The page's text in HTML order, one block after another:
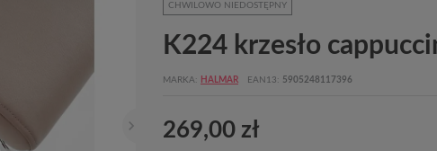
CHWILOWO NIEDOSTĘPNY
K224 krzesło
MARKA HALMAR EAN13 5905248117396
269,00 zł